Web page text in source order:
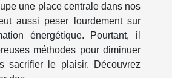
une place centrale dans nos
aussi peser lourdement sur
énergétique. Pourtant, il
méthodes pour diminuer
sacrifier le plaisir. Découvrez